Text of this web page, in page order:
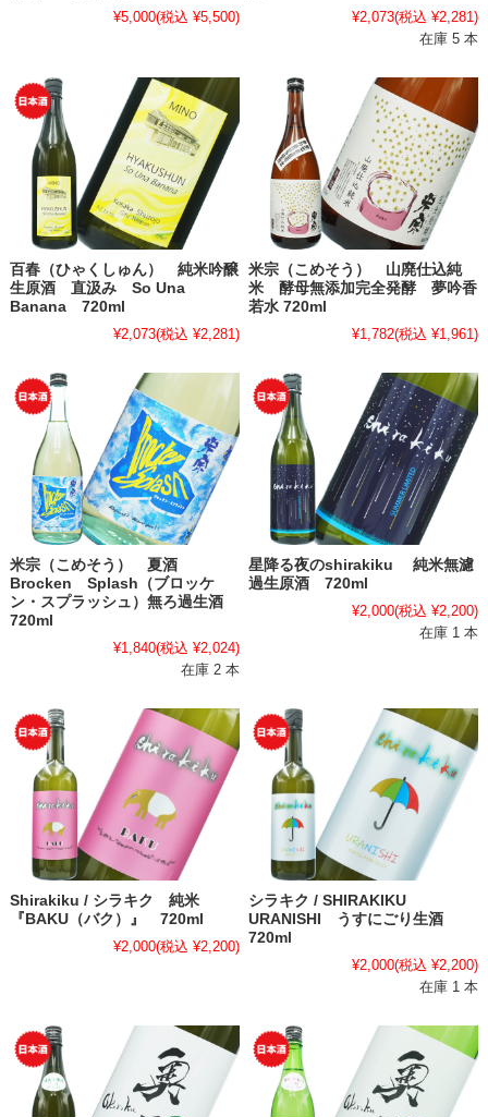
¥5,000(税込 ¥5,500)
¥2,073(税込 ¥2,281)
在庫 5 本
百春（ひゃくしゅん） 純米吟醸
生原酒 直汲み So Una
Banana 720ml
¥2,073(税込 ¥2,281)
米宗（こめそう） 山廃仕込純
米 酵母無添加完全発酵 夢吟香
若水 720ml
¥1,782(税込 ¥1,961)
米宗（こめそう） 夏酒
Brocken Splash（ブロッケ
ン・スプラッシュ）無ろ過生酒
720ml
¥1,840(税込 ¥2,024)
在庫 2 本
星降る夜のshirakiku 純米無濾
過生原酒 720ml
¥2,000(税込 ¥2,200)
在庫 1 本
Shirakiku / シラキク 純米
『BAKU（バク）』 720ml
¥2,000(税込 ¥2,200)
シラキク / SHIRAKIKU
URANISHI うすにごり生酒
720ml
¥2,000(税込 ¥2,200)
在庫 1 本